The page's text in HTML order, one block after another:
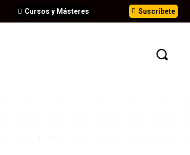
Suscríbete
Cursos y Másteres